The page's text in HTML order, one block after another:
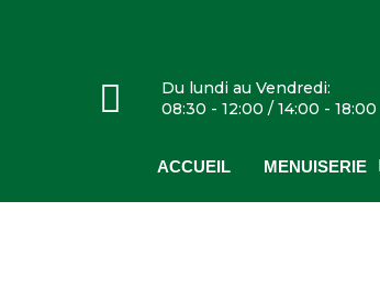
Du lundi au Vendredi:
08:30 - 12:00 / 14:00 - 18:00
ACCUEIL MENUISERIE